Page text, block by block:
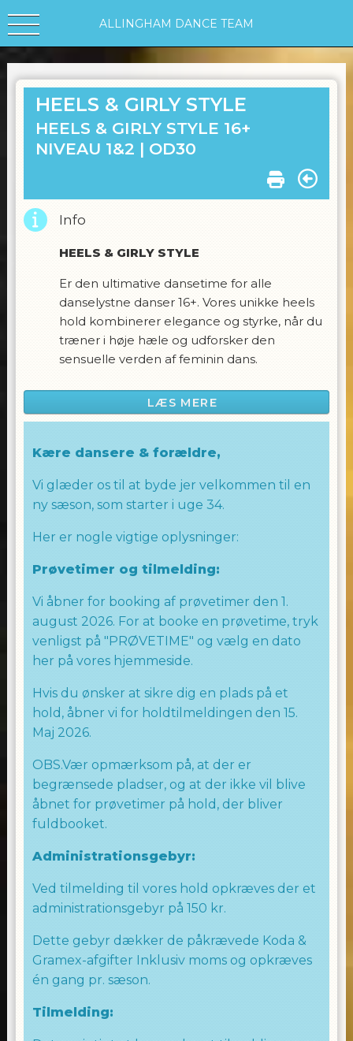
ALLINGHAM DANCE TEAM
HEELS & GIRLY STYLE
HEELS & GIRLY STYLE 16+
NIVEAU 1&2 | OD30
Info
HEELS & GIRLY STYLE
Er den ultimative dansetime for alle
danselystne danser 16+. Vores unikke heels
hold kombinerer elegance og styrke, når du
træner i høje hæle og udforsker den
sensuelle verden af feminin dans.
Vores instruktører bringer en passion for
dans og feminin udtryksfuldhed ind i hver
eller erfaren danser, vil vores klasser
komfortzone og omfavne din indre diva.
Fuld af energi, glamour og sjov, vores Heels &
Girly style vil ikke kun forbedre din
og selvtillid. Oplev glæden ved at udtrykke
Husk altid at medbringe hæle til timerne, og
sørg for de er udstyret med gummidutter.
RIGTIG GOD FORNØJELSE
Laila Allingham
WE LOVE TO DANCE
TEAM ALLINGHAM
LÆS MERE
Kære dansere & forældre,
Vi glæder os til at byde jer velkommen til en
ny sæson, som starter i uge 34.
Her er nogle vigtige oplysninger:
Prøvetimer og tilmelding:
Vi åbner for booking af prøvetimer den 1.
august 2026. For at booke en prøvetime, tryk
venligst på "PRØVETIME" og vælg en dato
her på vores hjemmeside.
Hvis du ønsker at sikre dig en plads på et
hold, åbner vi for holdtilmeldingen den 15.
Maj 2026.
OBS.Vær opmærksom på, at der er
begrænsede pladser, og at der ikke vil blive
åbnet for prøvetimer på hold, der bliver
fuldbooket.
Administrationsgebyr:
Ved tilmelding til vores hold opkræves der et
administrationsgebyr på 150 kr.
Dette gebyr dækker de påkrævede Koda &
Gramex-afgifter Inklusiv moms og opkræves
én gang pr. sæson.
Tilmelding: